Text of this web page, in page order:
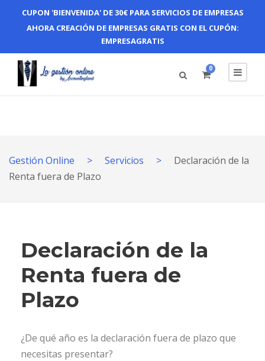
CUPON 'BIENVENIDA' DE 30€ PARA SERVICIOS DE EMPRESAS
AHORA CREACIÓN DE EMPRESAS GRATIS CON EL CUPÓN:
EMPRESAGRATIS
0
Gestión Online > Servicios >
Declaración de la
Renta fuera de Plazo
Declaración de la
Renta fuera de
Plazo
¿De qué año es la declaración fuera de plazo que
necesitas presentar?